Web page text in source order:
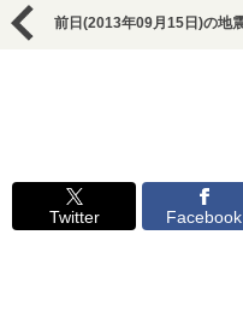
前日(2013年09月15日)の地
Twitter Facebook